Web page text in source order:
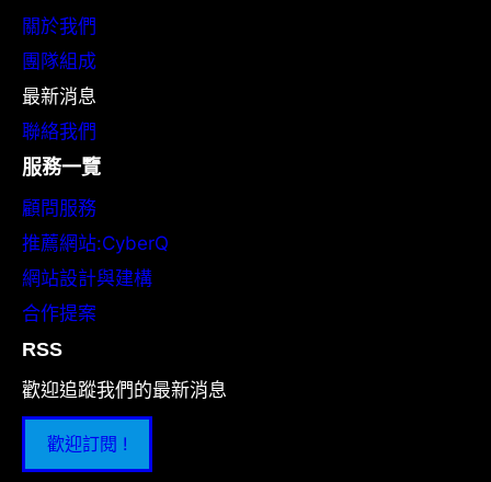
關於我們
團隊組成
最新消息
聯絡我們
服務一覽
顧問服務
推薦網站:CyberQ
網站設計與建構
合作提案
RSS
歡迎追蹤我們的最新消息
歡迎訂閱 !